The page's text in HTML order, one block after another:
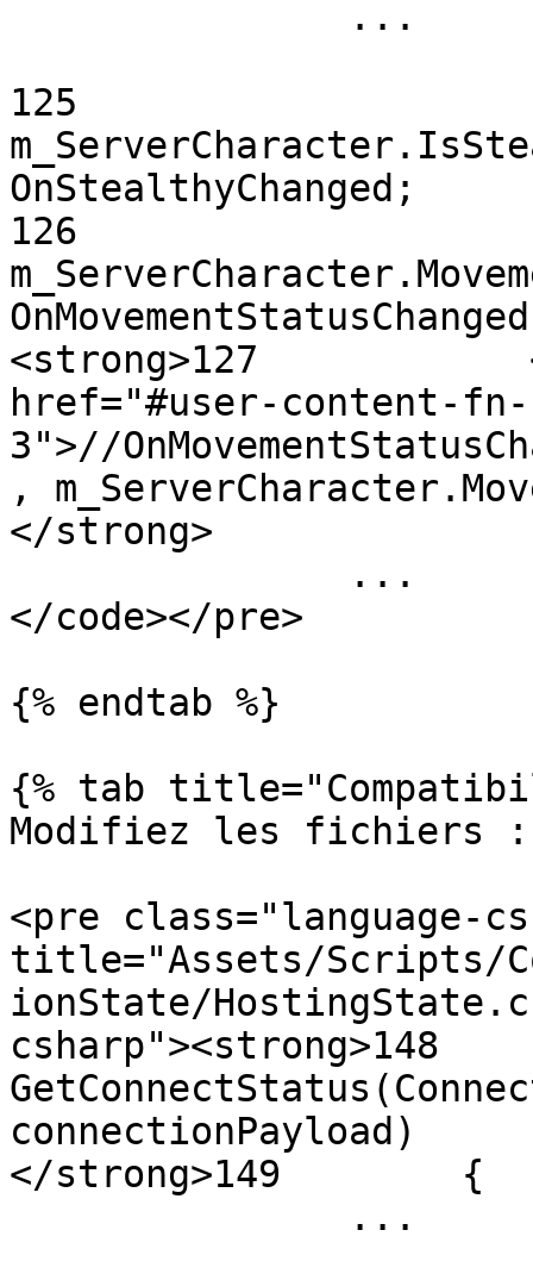
125
OnStealthyChanged;
126
<strong>127
href="#user-content-fn-
3">//
,
</strong>
</code></pre>
{% endtab %}
{% tab
Modifiez les fichiers :
<pre class="language-
title="Assets/Scripts/
ionState/
csharp"><strong>148
connectionPayload)
</strong>149        {